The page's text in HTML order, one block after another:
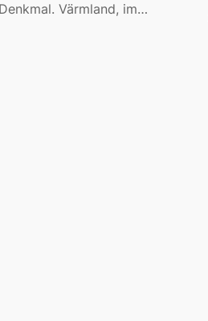
Värmland, im…